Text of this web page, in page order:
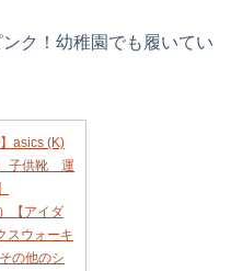
ク！幼稚園でも履いてい
asics (K)
子供靴 運
【アイダ
スウォーキ
の他のシ